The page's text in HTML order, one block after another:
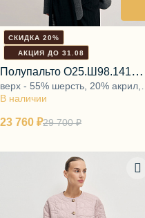
СКИДКА 20%
АКЦИЯ ДО 31.08
23 760 ₽29 700 ₽
В наличии
Полупальто О25.Ш98.141
грозовое небо
верх - 55% шерсть, 20% акрил,
25% полиэстер, подкладка - 48%